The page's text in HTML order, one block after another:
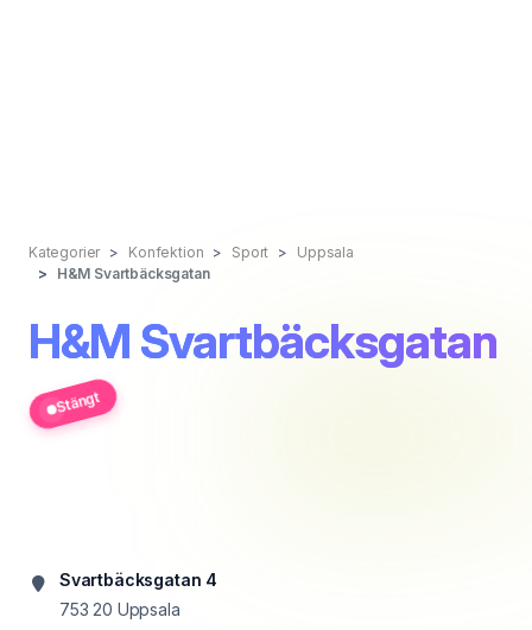
Kategorier Konfektion Sport
Uppsala
H&M Svartbäcksgatan
H&M Svartbäcksgatan
Stängt
Svartbäcksgatan 4
753 20 Uppsala